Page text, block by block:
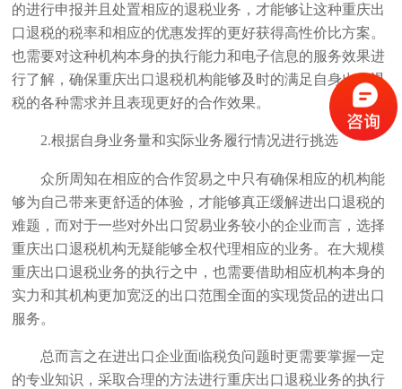
的进行申报并且处置相应的退税业务，才能够让这种重庆出
口退税的税率和相应的优惠发挥的更好获得高性价比方案。
也需要对这种机构本身的执行能力和电子信息的服务效果进
行了解，确保重庆出口退税机构能够及时的满足自身出口退
税的各种需求并且表现更好的合作效果。
2.根据自身业务量和实际业务履行情况进行挑选
众所周知在相应的合作贸易之中只有确保相应的机构能
够为自己带来更舒适的体验，才能够真正缓解进出口退税的
难题，而对于一些对外出口贸易业务较小的企业而言，选择
重庆出口退税机构无疑能够全权代理相应的业务。在大规模
重庆出口退税业务的执行之中，也需要借助相应机构本身的
实力和其机构更加宽泛的出口范围全面的实现货品的进出口
服务。
总而言之在进出口企业面临税负问题时更需要掌握一定
的专业知识，采取合理的方法进行重庆出口退税业务的执行